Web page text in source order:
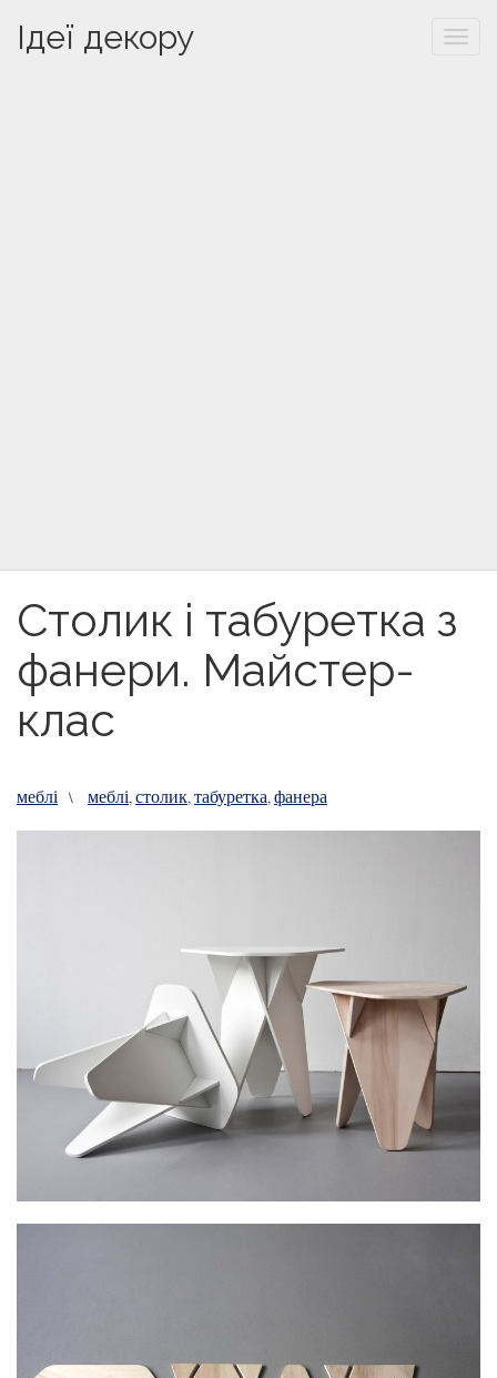
Ідеї декору
Столик і табуретка з
фанери. Майстер-
клас
меблі \ меблі,столик,табуретка,фанера